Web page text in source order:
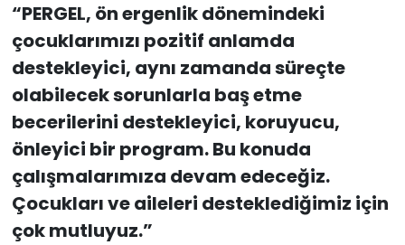
“PERGEL, ön ergenlik dönemindeki
çocuklarımızı pozitif anlamda
destekleyici, aynı zamanda süreçte
olabilecek sorunlarla baş etme
becerilerini destekleyici, koruyucu,
önleyici bir program. Bu konuda
çalışmalarımıza devam edeceğiz.
Çocukları ve aileleri desteklediğimiz için
çok mutluyuz.”